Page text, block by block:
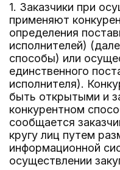
1. Заказчики при
применяют
определения
исполнителей)
способы) или
единственного
исполнителя).
быть открытыми и
конкурентном
сообщается
кругу лиц путем
информационной
осуществлении